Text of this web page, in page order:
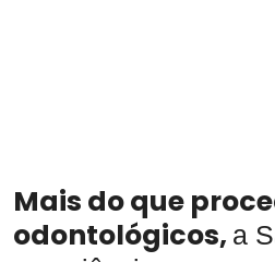
Mais do que
odontológicos, a